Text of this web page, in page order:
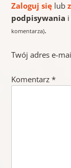
Zaloguj sięlub
podpisywania i
komentarza).
Twój adres e-
Komentarz *